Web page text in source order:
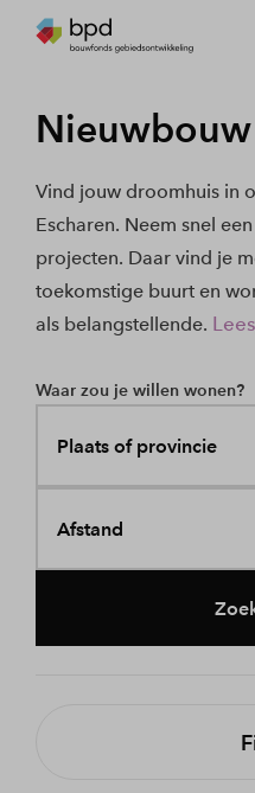
Vind jouw droomhuis in
Escharen. Neem snel
projecten. Daar vind je
toekomstige buurt en
als belangstellende.
Waar zou je willen wonen?
Plaats of provincie
Afstand